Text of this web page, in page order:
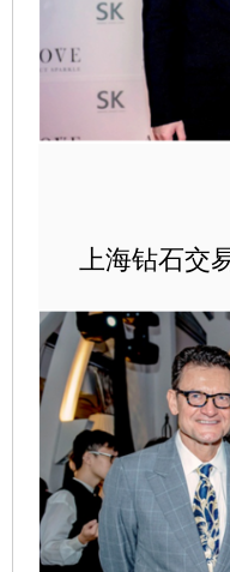
上海钻石交